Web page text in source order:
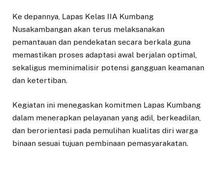
Ke depannya, Lapas Kelas IIA Kumbang
Nusakambangan akan terus melaksanakan
pemantauan dan pendekatan secara berkala guna
memastikan proses adaptasi awal berjalan optimal,
sekaligus meminimalisir potensi gangguan keamanan
dan ketertiban.
Kegiatan ini menegaskan komitmen Lapas Kumbang
dalam menerapkan pelayanan yang adil, berkeadilan,
dan berorientasi pada pemulihan kualitas diri warga
binaan sesuai tujuan pembinaan pemasyarakatan.